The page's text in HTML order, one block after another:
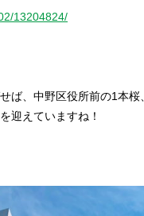
13204824/
ば、中野区役所前の1本
迎えていますね！